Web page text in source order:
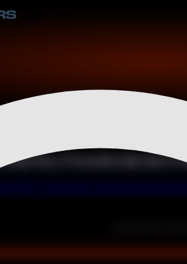
RUTINAS DE
"Max" en lugar de un número específico